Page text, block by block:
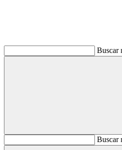
Buscar
BuscarBuscar